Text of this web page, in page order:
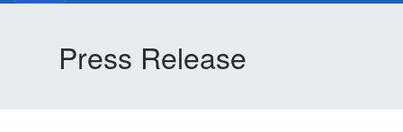
Press Release